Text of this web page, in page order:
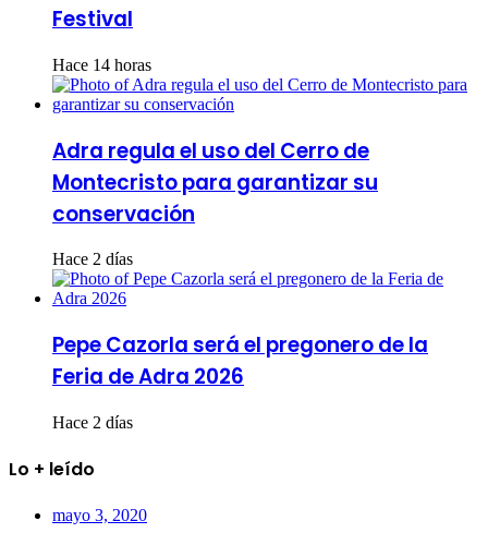
Festival
Hace 14 horas
Adra regula el uso del Cerro de
Montecristo para garantizar su
conservación
Hace 2 días
Pepe Cazorla será el pregonero de la
Feria de Adra 2026
Hace 2 días
Lo + leído
mayo 3, 2020